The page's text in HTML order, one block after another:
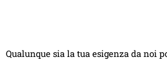
Qualunque sia la tua esigenza da noi